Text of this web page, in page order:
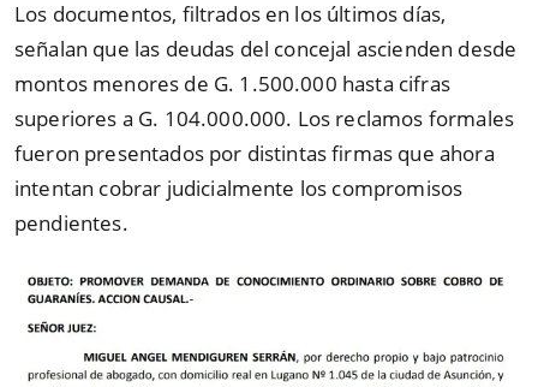
Los documentos, filtrados en los últimos días,
señalan que las deudas del concejal ascienden desde
montos menores de G. 1.500.000 hasta cifras
superiores a G. 104.000.000. Los reclamos formales
fueron presentados por distintas firmas que ahora
intentan cobrar judicialmente los compromisos
pendientes.